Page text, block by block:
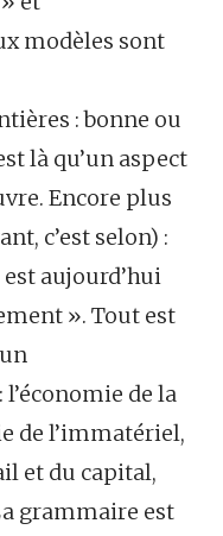
modèles sont
: bonne ou
là qu’un aspect
Encore plus
c’est selon) :
aujourd’hui
». Tout est
de la
de l’immatériel,
et du capital,
grammaire est